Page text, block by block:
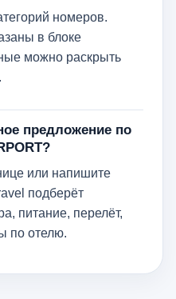
номеров.
в блоке
можно раскрыть
предложение по
или напишите
подберёт
питание, перелёт,
по отелю.